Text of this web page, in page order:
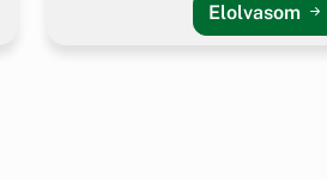
Elolvasom